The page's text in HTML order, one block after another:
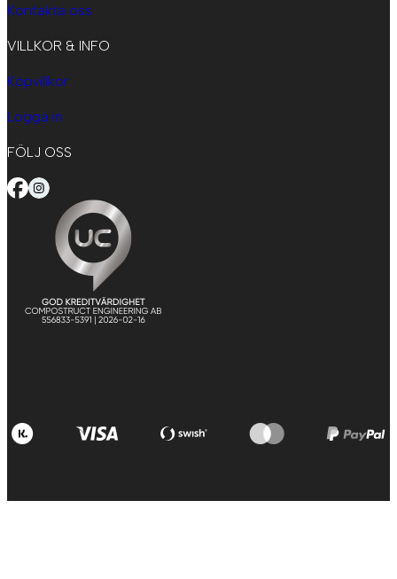
Kontakta oss
VILLKOR & INFO
Köpvillkor
Logga in
FÖLJ OSS